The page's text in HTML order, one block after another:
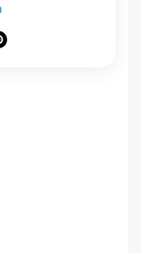
Analysen zu
No-Code-Welt